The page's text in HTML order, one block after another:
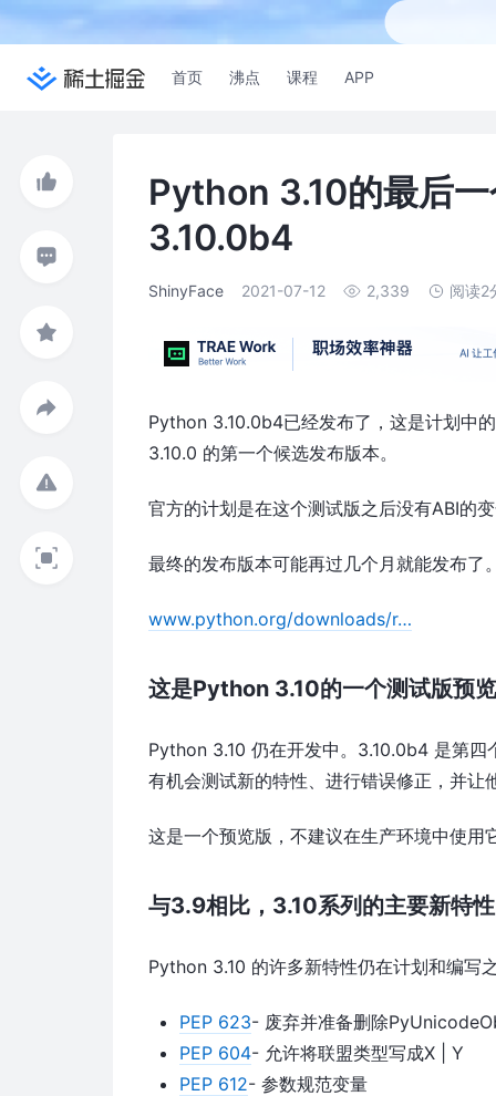
首页 沸点 课程 APP
Python 3.10的最后
3.10.0b4
ShinyFace 2021-07-12 2,339 阅读2
Python 3.10.0b4已经发布了，这是计划中
3.10.0 的第一个候选发布版本。
官方的计划是在这个测试版之后没有ABI的
最终的发布版本可能再过几个月就能发布了
www.python.org/downloads/r…
这是Python 3.10的一个测试版预
Python 3.10 仍在开发中。3.10.0b4 是第四
有机会测试新的特性、进行错误修正，并让
这是一个预览版，不建议在生产环境中使用
与3.9相比，3.10系列的主要新特性
Python 3.10 的许多新特性仍在计划和编写
PEP 623- 废弃并准备删除
PEP 604- 允许将联盟类型写成X | Y
PEP 612- 参数规范变量